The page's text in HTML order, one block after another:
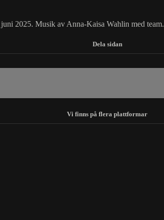
2025. Musik av Anna-Kaisa Wahlin med team.